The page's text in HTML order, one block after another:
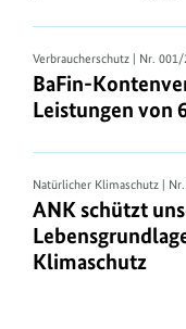
Verbraucherschutz | Nr.
BaFin-
Leistungen von
Natürlicher Klimaschutz |
ANK schützt
Klimaschutz